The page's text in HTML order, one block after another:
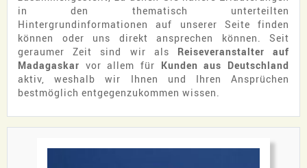
in den thematisch unterteilten
Hintergrundinformationen auf unserer Seite finden
können oder uns direkt ansprechen können. Seit
geraumer Zeit sind wir als Reiseveranstalter auf
Madagaskar vor allem für Kunden aus Deutschland
aktiv, weshalb wir Ihnen und Ihren Ansprüchen
bestmöglich entgegenzukommen wissen.